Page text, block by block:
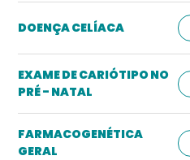
DOENÇA CELÍACA
EXAME DE CARIÓTIPO NO
PRÉ - NATAL
FARMACOGENÉTICA
GERAL